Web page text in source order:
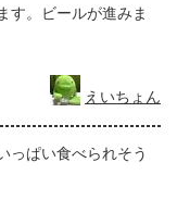
す。ビールが進みま
えいちょん
っぱい食べられそう